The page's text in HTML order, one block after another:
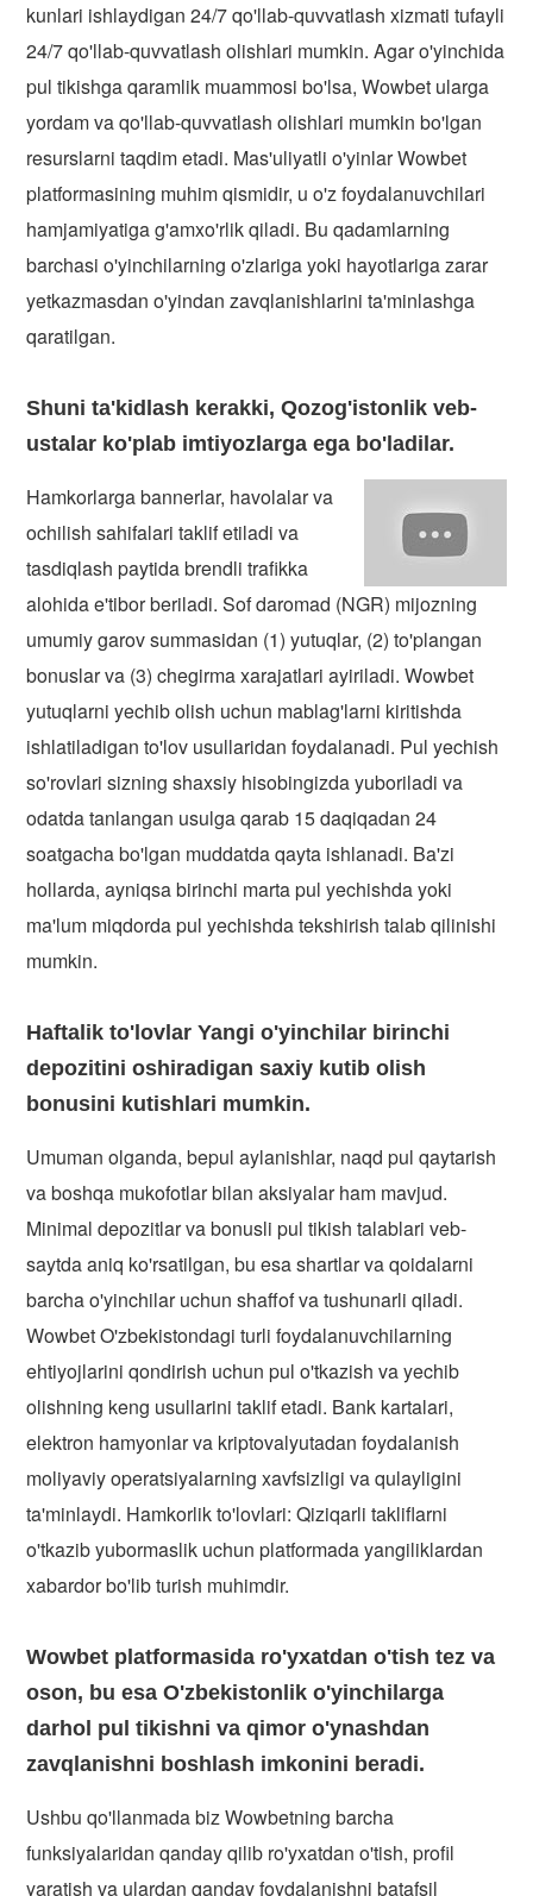
kunlari ishlaydigan 24/7 qo'llab-quvvatlash xizmati tufayli
24/7 qo'llab-quvvatlash olishlari mumkin. Agar o'yinchida
pul tikishga qaramlik muammosi bo'lsa, Wowbet ularga
yordam va qo'llab-quvvatlash olishlari mumkin bo'lgan
resurslarni taqdim etadi. Mas'uliyatli o'yinlar Wowbet
platformasining muhim qismidir, u o'z foydalanuvchilari
hamjamiyatiga g'amxo'rlik qiladi. Bu qadamlarning
barchasi o'yinchilarning o'zlariga yoki hayotlariga zarar
yetkazmasdan o'yindan zavqlanishlarini ta'minlashga
qaratilgan.
Shuni ta'kidlash kerakki, Qozog'istonlik veb-
ustalar ko'plab imtiyozlarga ega bo'ladilar.
Hamkorlarga bannerlar, havolalar va
ochilish sahifalari taklif etiladi va
tasdiqlash paytida brendli trafikka
alohida e'tibor beriladi. Sof daromad (NGR) mijozning
umumiy garov summasidan (1) yutuqlar, (2) to'plangan
bonuslar va (3) chegirma xarajatlari ayiriladi. Wowbet
yutuqlarni yechib olish uchun mablag'larni kiritishda
ishlatiladigan to'lov usullaridan foydalanadi. Pul yechish
so'rovlari sizning shaxsiy hisobingizda yuboriladi va
odatda tanlangan usulga qarab 15 daqiqadan 24
soatgacha bo'lgan muddatda qayta ishlanadi. Ba'zi
hollarda, ayniqsa birinchi marta pul yechishda yoki
ma'lum miqdorda pul yechishda tekshirish talab qilinishi
mumkin.
Haftalik to'lovlar Yangi o'yinchilar birinchi
depozitini oshiradigan saxiy kutib olish
bonusini kutishlari mumkin.
Umuman olganda, bepul aylanishlar, naqd pul qaytarish
va boshqa mukofotlar bilan aksiyalar ham mavjud.
Minimal depozitlar va bonusli pul tikish talablari veb-
saytda aniq ko'rsatilgan, bu esa shartlar va qoidalarni
barcha o'yinchilar uchun shaffof va tushunarli qiladi.
Wowbet O'zbekistondagi turli foydalanuvchilarning
ehtiyojlarini qondirish uchun pul o'tkazish va yechib
olishning keng usullarini taklif etadi. Bank kartalari,
elektron hamyonlar va kriptovalyutadan foydalanish
moliyaviy operatsiyalarning xavfsizligi va qulayligini
ta'minlaydi. Hamkorlik to'lovlari: Qiziqarli takliflarni
o'tkazib yubormaslik uchun platformada yangiliklardan
xabardor bo'lib turish muhimdir.
Wowbet platformasida ro'yxatdan o'tish tez va
oson, bu esa O'zbekistonlik o'yinchilarga
darhol pul tikishni va qimor o'ynashdan
zavqlanishni boshlash imkonini beradi.
Ushbu qo'llanmada biz Wowbetning barcha
funksiyalaridan qanday qilib ro'yxatdan o'tish, profil
yaratish va ulardan qanday foydalanishni batafsil